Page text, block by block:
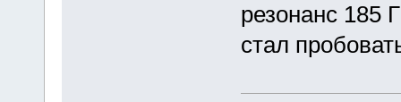
резонанс 185
стал